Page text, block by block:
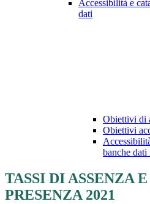
Accessibilità e
dati
Obiettivi di
Obiettivi
banche dati
TASSI DI ASSENZA
PRESENZA 2021